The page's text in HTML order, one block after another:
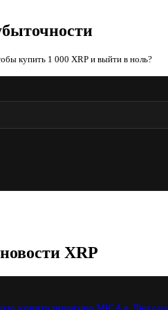
купить 1 000 XRP и выйти в ноль?
XRP